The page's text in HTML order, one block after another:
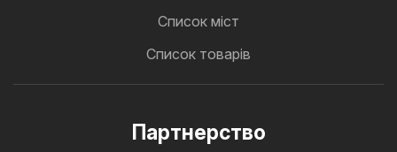
Cписок міст
Список товарів
Партнерство